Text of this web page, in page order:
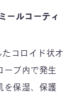
ールコーティ
コロイド状オ
ーブ内で発生
を保湿、保護